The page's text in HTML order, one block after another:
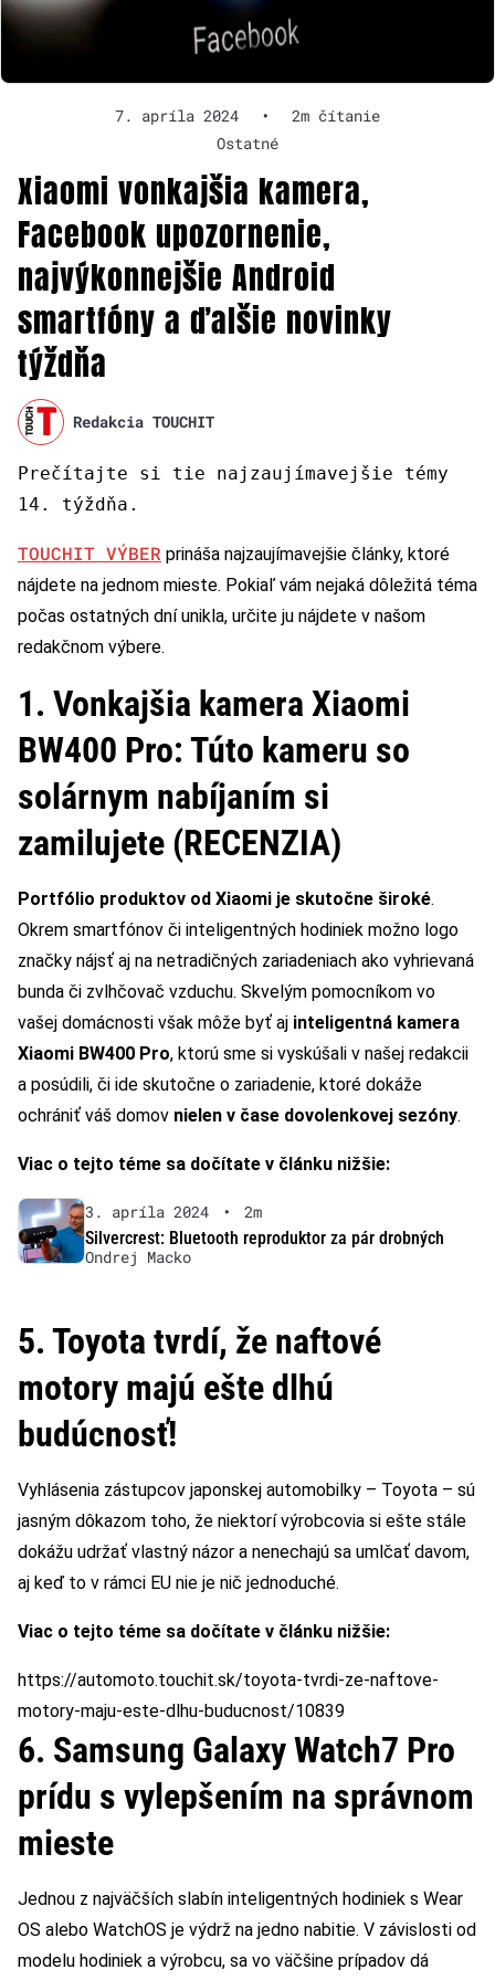
7. apríla 2024 •
2m čítanie
Ostatné
Xiaomi vonkajšia kamera,
Facebook upozornenie,
najvýkonnejšie Android
smartfóny a ďalšie novinky
týždňa
Redakcia TOUCHIT
Prečítajte si tie najzaujímavejšie témy
14. týždňa.
TOUCHIT VÝBER prináša najzaujímavejšie články, ktoré
nájdete na jednom mieste. Pokiaľ vám nejaká dôležitá téma
počas ostatných dní unikla, určite ju nájdete v našom
redakčnom výbere.
1. Vonkajšia kamera Xiaomi
BW400 Pro: Túto kameru so
solárnym nabíjaním si
zamilujete (RECENZIA)
Portfólio produktov od Xiaomi je skutočne široké.
Okrem smartfónov či inteligentných hodiniek možno logo
značky nájsť aj na netradičných zariadeniach ako vyhrievaná
bunda či zvlhčovač vzduchu. Skvelým pomocníkom vo
vašej domácnosti však môže byť aj inteligentná kamera
Xiaomi BW400 Pro, ktorú sme si vyskúšali v našej redakcii
a posúdili, či ide skutočne o zariadenie, ktoré dokáže
ochrániť váš domov nielen v čase dovolenkovej sezóny.
Viac o tejto téme sa dočítate v článku nižšie:
3. apríla 2024 •
2m
Silvercrest: Bluetooth reproduktor za pár drobných
Ondrej Macko
5. Toyota tvrdí, že naftové
motory majú ešte dlhú
budúcnosť!
Vyhlásenia zástupcov japonskej automobilky – Toyota – sú
jasným dôkazom toho, že niektorí výrobcovia si ešte stále
dokážu udržať vlastný názor a nenechajú sa umlčať davom,
aj keď to v rámci EU nie je nič jednoduché.
Viac o tejto téme sa dočítate v článku nižšie:
https://automoto.touchit.sk/toyota-tvrdi-ze-naftove-
motory-maju-este-dlhu-buducnost/10839
6. Samsung Galaxy Watch7 Pro
prídu s vylepšením na správnom
mieste
Jednou z najväčších slabín inteligentných hodiniek s Wear
OS alebo WatchOS je výdrž na jedno nabitie. V závislosti od
modelu hodiniek a výrobcu, sa vo väčšine prípadov dá